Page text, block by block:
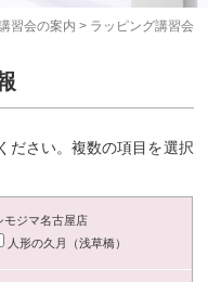
習会の案内 > ラッピング講習会
ださい。複数の項目を選択
モジマ名古屋店
人形の久月（浅草橋）